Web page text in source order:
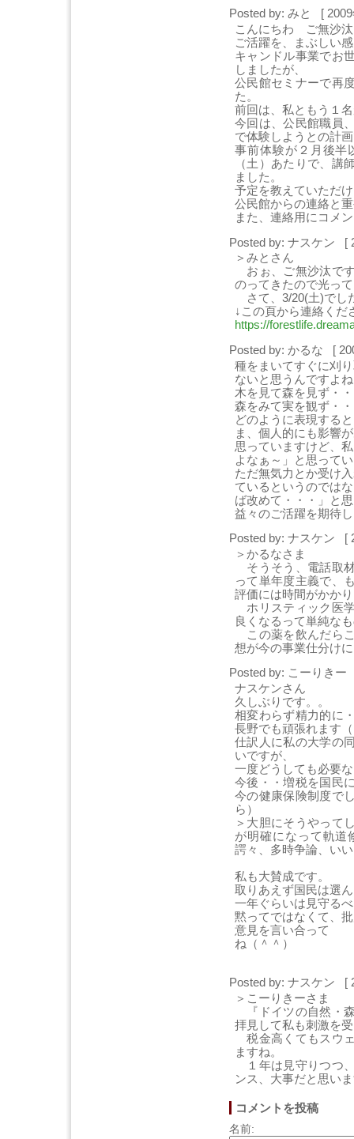
Posted by: みと [ 2009
こんにちわ ご無沙
ご活躍を、まぶしい
キャンドル事業でお
しましたが、
公民館セミナーで再
た。
前回は、私ともう１
今回は、公民館職員
で体験しようとの計
事前体験が２月後半
（土）あたりで、講
ました。
予定を教えていただ
公民館からの連絡と
また、連絡用にコメ
Posted by: ナスケン [
＞みとさん
おぉ、ご無沙汰で
のってきたので光っ
さて、3/20(土)でし
↓この頁から連絡くだ
https://
Posted by: かるな [
種をまいてすぐに刈
ないと思うんですよ
木を見て森を見ず・
森をみて実を観ず・
どのように表現する
ま、個人的にも影響
思っていますけど、
よなぁ～」と思って
ただ無気力とか受け
ているというのでは
ば改めて・・・」と
益々のご活躍を期待
Posted by: ナスケン [
＞かるなさま
そうそう、電話取
って単年度主義で、
評価には時間がかか
ホリスティック医
良くなるって単純な
この薬を飲んだら
想が今の事業仕分け
Posted by: こーりきー
ナスケンさん
久しぶりです。。
相変わらず精力的に
長野でも頑張れます
仕訳人に私の大学の
いですが、
一度どうしても必要
今後・・増税を国民
今の健康保険制度で
ら）
＞大胆にそうやって
が明確になって軌道
諤々、多時争論、い
私も大賛成です。
取りあえず国民は選
一年ぐらいは見守る
黙ってではなくて、
意見を言い合って
ね（＾＾）
Posted by: ナスケン [
＞こーりきーさま
『ドイツの自然・
拝見して私も刺激を
税金高くてもスウ
ますね。
１年は見守りつつ
ンス、大事だと思い
コメントを投稿
名前: